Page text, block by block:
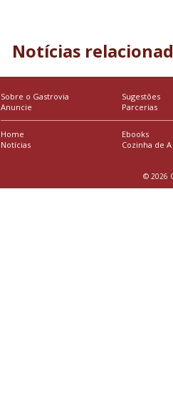
Notícias
Sobre o Gastrovia
Anuncie
Sugestões
Parcerias
Home
Notícias
Ebooks
Cozinha de A
© 2026